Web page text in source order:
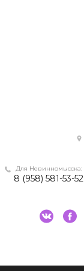
Для Невинномысска:
8 (958) 581-53-52